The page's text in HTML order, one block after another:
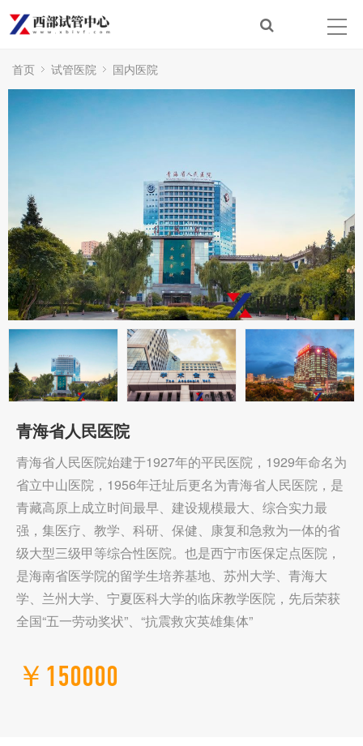
首页 试管医院 国内医院
青海省人民医院
青海省人民医院始建于1927年的平民医院，1929年命名为
省立中山医院，1956年迁址后更名为青海省人民医院，是
青藏高原上成立时间最早、建设规模最大、综合实力最
强，集医疗、教学、科研、保健、康复和急救为一体的省
级大型三级甲等综合性医院。也是西宁市医保定点医院，
是海南省医学院的留学生培养基地、苏州大学、青海大
学、兰州大学、宁夏医科大学的临床教学医院，先后荣获
全国“五一劳动奖状”、“抗震救灾英雄集体”
￥150000